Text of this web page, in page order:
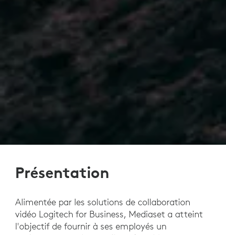
Présentation
Alimentée par les solutions de collaboration
vidéo Logitech for Business, Mediaset a atteint
l'objectif de fournir à ses employés un